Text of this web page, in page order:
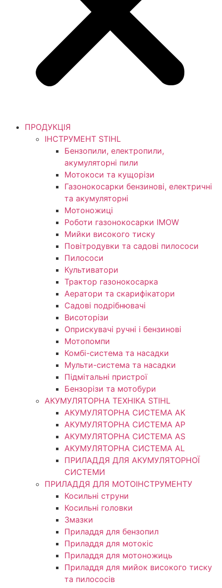
ПРОДУКЦІЯ
ІНСТРУМЕНТ STIHL
Бензопили, електропили,
акумуляторні пили
Мотокоси та кущорізи
Газонокосарки бензинові, електричні
та акумуляторні
Мотоножиці
Роботи газонокосарки IMOW
Мийки високого тиску
Повітродувки та садові пилососи
Пилососи
Культиватори
Трактор газонокосарка
Аератори та скарифікатори
Садові подрібнювачі
Висоторізи
Оприскувачі ручні і бензинові
Мотопомпи
Комбі-система та насадки
Мульти-система та насадки
Підмітальні пристрої
Бензорізи та мотобури
АКУМУЛЯТОРНА ТЕХНІКА STIHL
АКУМУЛЯТОРНА СИСТЕМА АК
АКУМУЛЯТОРНА СИСТЕМА АР
АКУМУЛЯТОРНА СИСТЕМА AS
АКУМУЛЯТОРНА СИСТЕМА AL
ПРИЛАДДЯ ДЛЯ АКУМУЛЯТОРНОЇ
СИСТЕМИ
ПРИЛАДДЯ ДЛЯ МОТОІНСТРУМЕНТУ
Косильні струни
Косильні головки
Змазки
Приладдя для бензопил
Приладдя для мотокіс
Приладдя для мотоножиць
Приладдя для мийок високого тиску
та пилососів